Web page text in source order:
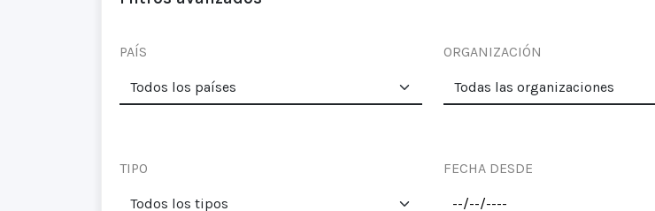
PAÍS ORGANIZACIÓN
TIPO FECHA DESDE